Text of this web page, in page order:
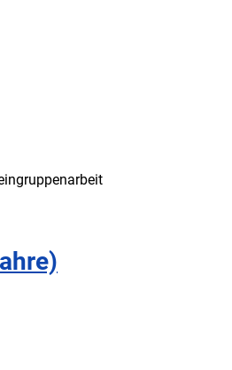
– Do)